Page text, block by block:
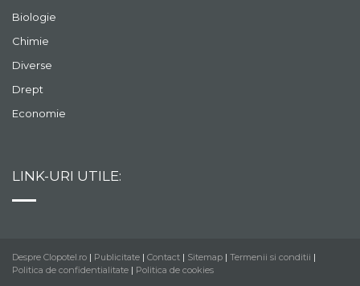
Biologie
Chimie
Diverse
Drept
Economie
LINK-URI UTILE:
Despre Clopotel.ro | Publicitate | Contact | Sitemap | Termenii si conditii |
Politica de confidentialitate | Politica de cookies